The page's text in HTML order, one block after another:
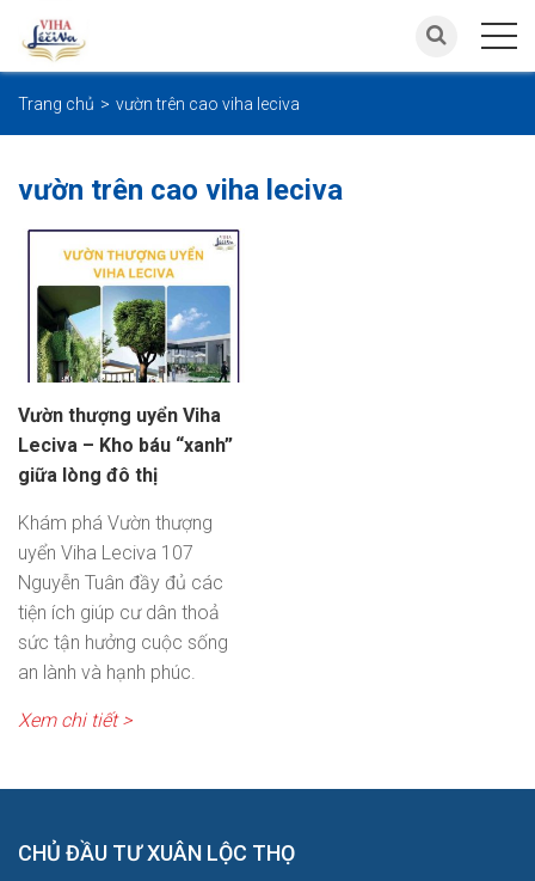
Trang chủ vườn trên cao viha leciva
vườn trên cao viha leciva
Vườn thượng uyển Viha
Leciva – Kho báu “xanh”
giữa lòng đô thị
Khám phá Vườn thượng
uyển Viha Leciva 107
Nguyễn Tuân đầy đủ các
tiện ích giúp cư dân thoả
sức tận hưởng cuộc sống
an lành và hạnh phúc.
Xem chi tiết >
CHỦ ĐẦU TƯ XUÂN LỘC THỌ